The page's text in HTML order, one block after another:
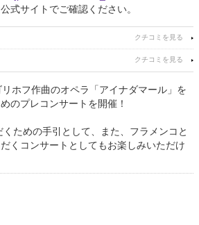
式サイトでご確認ください。
ホフ作曲のオペラ「アイナダマール」を
のプレコンサートを開催！
ための手引として、また、フラメンコと
くコンサートとしてもお楽しみいただけ